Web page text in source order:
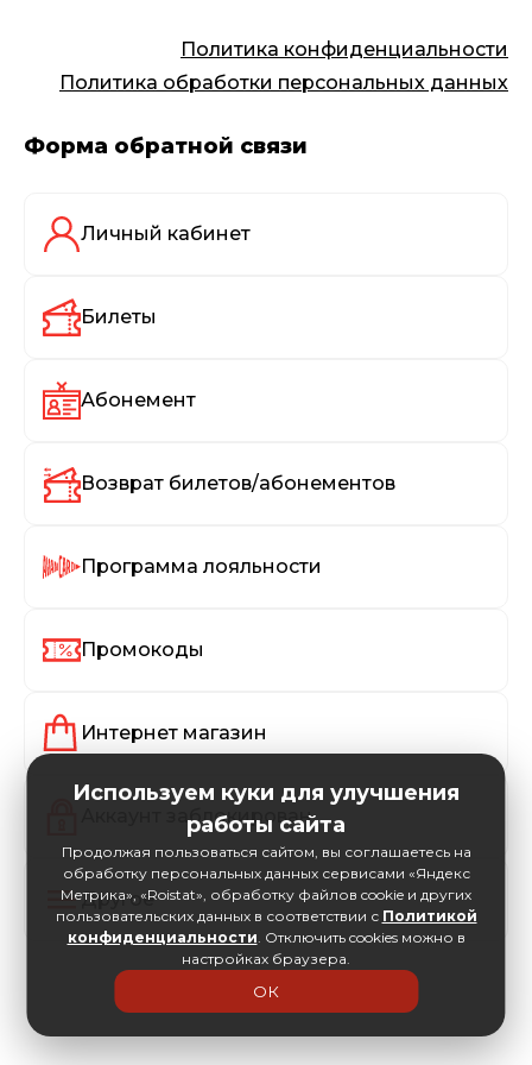
Политика конфиденциальности
Политика обработки персональных данных
Форма обратной связи
Личный кабинет
Билеты
Абонемент
Возврат билетов/абонементов
Программа лояльности
Промокоды
Интернет магазин
Аккаунт заблокирован
Другое
Используем куки для улучшения
работы сайта
Продолжая пользоваться сайтом, вы соглашаетесь на
обработку персональных данных сервисами «Яндекс
Метрика», «Roistat», обработку файлов cookie и других
пользовательских данных в соответствии с Политикой
конфиденциальности. Отключить cookies можно в
настройках браузера.
ОК